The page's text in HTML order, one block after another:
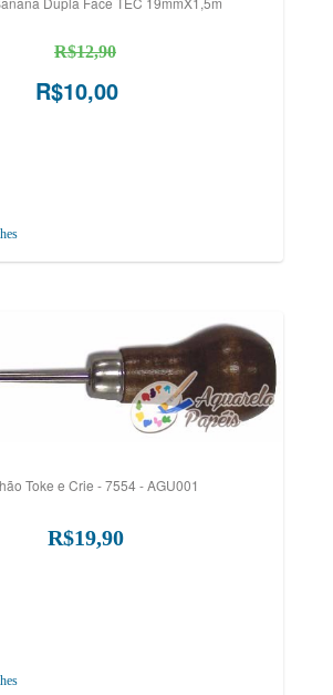
R$12,90
R$10,00
Toke e Crie - 7554 - AGU001
R$19,90